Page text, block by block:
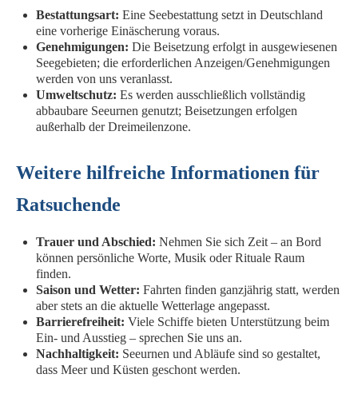
Bestattungsart: Eine Seebestattung setzt in Deutschland
eine vorherige Einäscherung voraus.
Genehmigungen: Die Beisetzung erfolgt in ausgewiesenen
Seegebieten; die erforderlichen Anzeigen/Genehmigungen
werden von uns veranlasst.
Umweltschutz: Es werden ausschließlich vollständig
abbaubare Seeurnen genutzt; Beisetzungen erfolgen
außerhalb der Dreimeilenzone.
Weitere hilfreiche Informationen für
Ratsuchende
Trauer und Abschied: Nehmen Sie sich Zeit – an Bord
können persönliche Worte, Musik oder Rituale Raum
finden.
Saison und Wetter: Fahrten finden ganzjährig statt, werden
aber stets an die aktuelle Wetterlage angepasst.
Barrierefreiheit: Viele Schiffe bieten Unterstützung beim
Ein- und Ausstieg – sprechen Sie uns an.
Nachhaltigkeit: Seeurnen und Abläufe sind so gestaltet,
dass Meer und Küsten geschont werden.